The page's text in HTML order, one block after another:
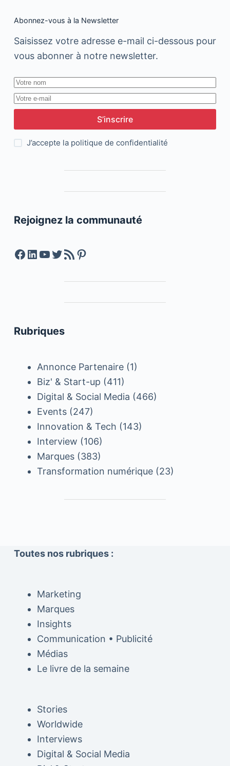
Abonnez-vous à la Newsletter
Saisissez votre adresse e-mail ci-dessous pour
vous abonner à notre newsletter.
S’inscrire
J’accepte la politique de confidentialité
Rejoignez la communauté
Facebook
LinkedIn
YouTube
Twitter
Feed RSSPinterest
Rubriques
Annonce Partenaire(1)
Biz' & Start-up (411)
Digital & Social Media (466)
Events(247)
Innovation & Tech (143)
Interview (106)
Marques(383)
Transformation numérique(23)
Toutes nos rubriques :
Marketing
Marques
Insights
Communication • Publicité
Médias
Le livre de la semaine
Stories
Worldwide
Interviews
Digital & Social Media